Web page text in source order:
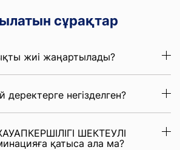
сұрақтар
жиі жаңартылады?
деректерге негізделген?
ШЕКТЕУЛІ
қатыса ала ма?